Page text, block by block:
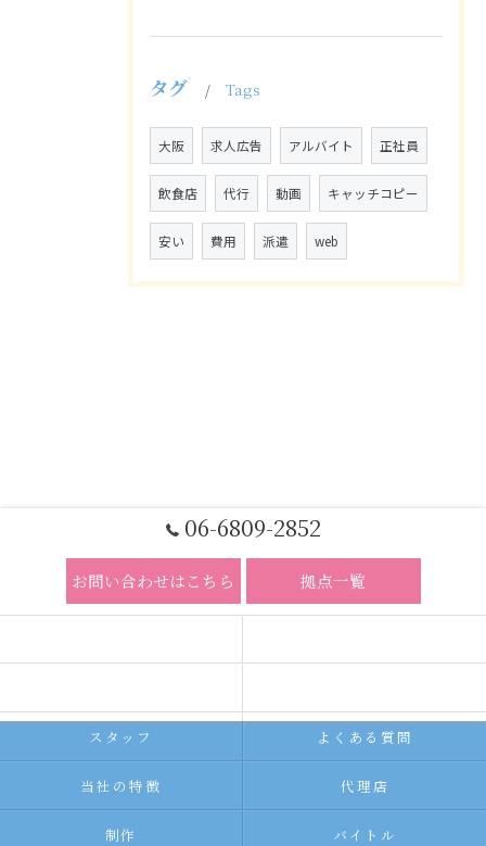
タグ Tags
大阪 求人広告 アルバイト 正社員
飲食店 代行 動画 キャッチコピー
安い 費用 派遣 web
06-6809-2852
お問い合わせはこちら 拠点一覧
スタッフ よくある質問
当社の特徴 代理店
制作 バイトル